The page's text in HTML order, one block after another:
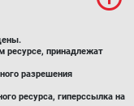
ресурсе, принадлежат
разрешения
ресурса, гиперссылка на